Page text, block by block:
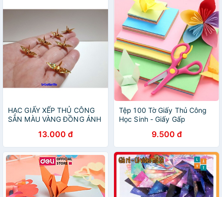
HẠC GIẤY XẾP THỦ CÔNG
SẴN MÀU VÀNG ĐỒNG ÁNH
13.000 đ
Tệp 100 Tờ Giấy Thủ Công
Học Sinh - Giấy Gấp
màu tổng 100 tờ) Nhiều Kích
Thước Duashop
9.500 đ